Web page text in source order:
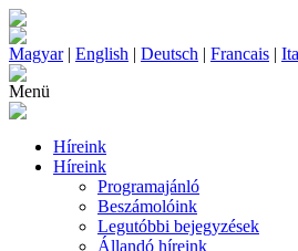
Magyar| English | Deutsch | Francais |
Menü
Híreink
Híreink
Programajánló
Beszámolóink
Legutóbbi bejegyzések
Állandó híreink